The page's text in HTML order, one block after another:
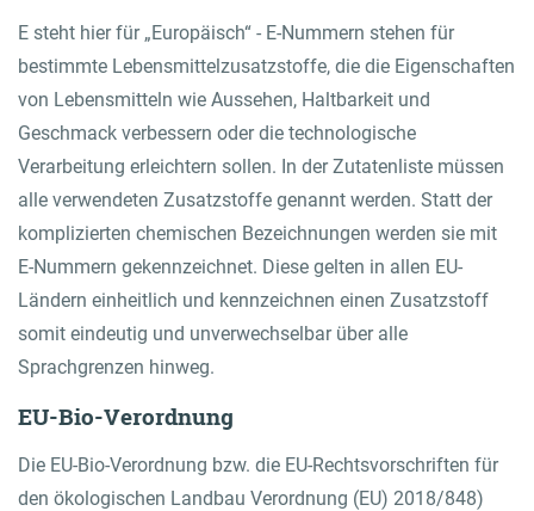
E steht hier für „Europäisch“ - E-Nummern stehen für
bestimmte Lebensmittelzusatzstoffe, die die Eigenschaften
von Lebensmitteln wie Aussehen, Haltbarkeit und
Geschmack verbessern oder die technologische
Verarbeitung erleichtern sollen. In der Zutatenliste müssen
alle verwendeten Zusatzstoffe genannt werden. Statt der
komplizierten chemischen Bezeichnungen werden sie mit
E-Nummern gekennzeichnet. Diese gelten in allen EU-
Ländern einheitlich und kennzeichnen einen Zusatzstoff
somit eindeutig und unverwechselbar über alle
Sprachgrenzen hinweg.
EU-Bio-Verordnung
Die EU-Bio-Verordnung bzw. die EU-Rechtsvorschriften für
den ökologischen Landbau Verordnung (EU) 2018/848)